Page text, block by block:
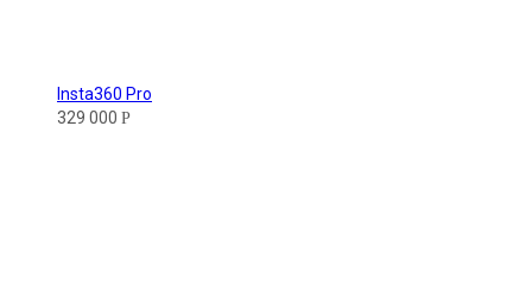
Insta360 Pro
329 000 Р